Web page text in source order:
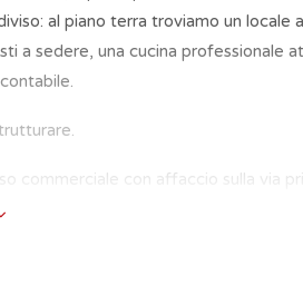
al piano terra troviamo un locale
a sedere, una cucina professionale
commerciale con affaccio sulla via